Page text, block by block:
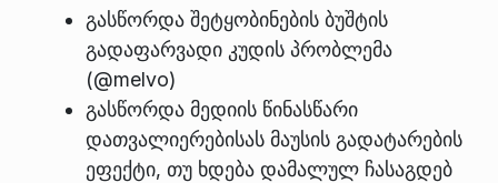
გასწორდა შეტყობინების ბუშტის
გადაფარვადი კუდის პრობლემა
(@melvo)
გასწორდა მედიის წინასწარი
დათვალიერებისას მაუსის გადატარების
ეფექტი, თუ ხდება დამალულ ჩასაგდებ